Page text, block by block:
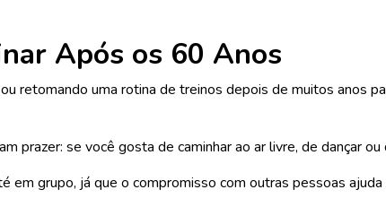
Após os 60 Anos
retomando uma rotina de treinos depois de muitos anos
se você gosta de caminhar ao ar livre, de dançar ou
em grupo, já que o compromisso com outras pessoas ajuda